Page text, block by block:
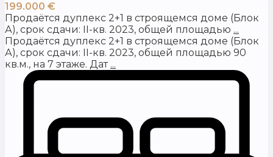
199.000 €
Продаётся дуплекс 2+1 в строящемся доме (Блок
А), срок сдачи: II-кв. 2023, общей площадью ...
Продаётся дуплекс 2+1 в строящемся доме (Блок
А), срок сдачи: II-кв. 2023, общей площадью 90
кв.м., на 7 этаже. Дат ...